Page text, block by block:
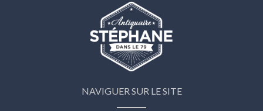
NAVIGUER SUR LE SITE